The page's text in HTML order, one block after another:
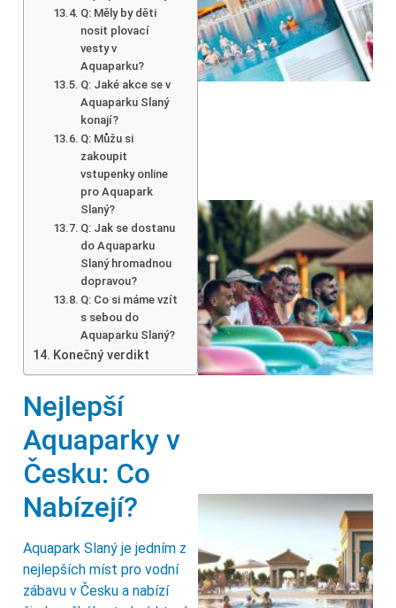
Q: Měly by děti
nosit plovací
vesty v
Aquaparku?
Q: Jaké akce se v
Aquaparku Slaný
konají?
Q: Můžu si
zakoupit
vstupenky online
pro Aquapark
Slaný?
Q: Jak se dostanu
do Aquaparku
Slaný hromadnou
dopravou?
Q: Co si máme vzít
s sebou do
Aquaparku Slaný?
Konečný verdikt
Nejlepší
Aquaparky v
Česku: Co
Nabízejí?
Aquapark Slaný je jedním z
nejlepších míst pro vodní
zábavu v Česku a nabízí